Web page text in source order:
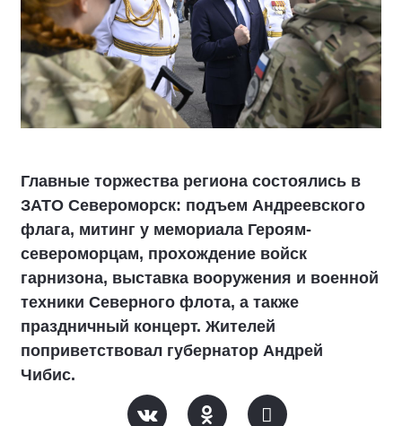
Главные торжества региона состоялись в
ЗАТО Североморск: подъем Андреевского
флага, митинг у мемориала Героям-
североморцам, прохождение войск
гарнизона, выставка вооружения и военной
техники Северного флота, а также
праздничный концерт. Жителей
поприветствовал губернатор Андрей
Чибис.